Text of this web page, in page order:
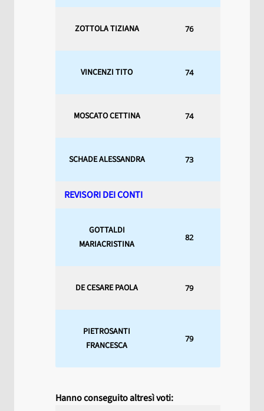
ZOTTOLA TIZIANA 76
VINCENZI TITO 74
MOSCATO CETTINA 74
SCHADE ALESSANDRA 73
REVISORI DEI CONTI
GOTTALDI
MARIACRISTINA
82
DE CESARE PAOLA 79
PIETROSANTI
FRANCESCA
79
Hanno conseguito altresì voti: